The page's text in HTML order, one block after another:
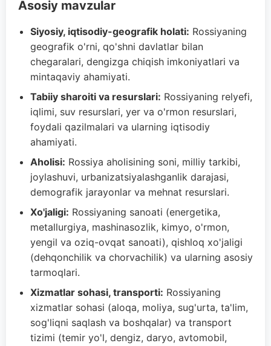
Asosiy mavzular
Siyosiy, iqtisodiy-geografik holati: Rossiyaning
geografik o'rni, qo'shni davlatlar bilan
chegaralari, dengizga chiqish imkoniyatlari va
mintaqaviy ahamiyati.
Tabiiy sharoiti va resurslari: Rossiyaning relyefi,
iqlimi, suv resurslari, yer va o'rmon resurslari,
foydali qazilmalari va ularning iqtisodiy
ahamiyati.
Aholisi: Rossiya aholisining soni, milliy tarkibi,
joylashuvi, urbanizatsiyalashganlik darajasi,
demografik jarayonlar va mehnat resurslari.
Xo'jaligi: Rossiyaning sanoati (energetika,
metallurgiya, mashinasozlik, kimyo, o'rmon,
yengil va oziq-ovqat sanoati), qishloq xo'jaligi
(dehqonchilik va chorvachilik) va ularning asosiy
tarmoqlari.
Xizmatlar sohasi, transporti: Rossiyaning
xizmatlar sohasi (aloqa, moliya, sug'urta, ta'lim,
sog'liqni saqlash va boshqalar) va transport
tizimi (temir yo'l, dengiz, daryo, avtomobil,